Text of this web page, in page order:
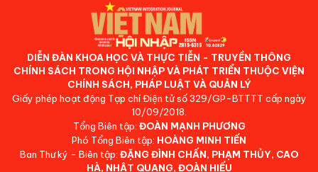
DIỄN ĐÀN KHOA HỌC VÀ THỰC TIỄN - TRUYỀN THÔNG
CHÍNH SÁCH TRONG HỘI NHẬP VÀ PHÁT TRIỂN THUỘC VIỆN
CHÍNH SÁCH, PHÁP LUẬT VÀ QUẢN LÝ
Giấy phép hoạt động Tạp chí Điện tử số 329/GP-BTTTT cấp ngày
10/09/2018.
Tổng Biên tập: ĐOÀN MẠNH PHƯƠNG
Phó Tổng Biên tập: HOÀNG MINH TIẾN
Ban Thư ký - Biên tập: ĐẶNG ĐÌNH CHẤN, PHẠM THỦY, CAO
HÀ, NHẬT QUANG, ĐOÀN HIẾU